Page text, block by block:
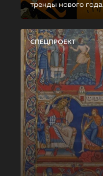
тренды нового года
СПЕЦПРОЕКТ